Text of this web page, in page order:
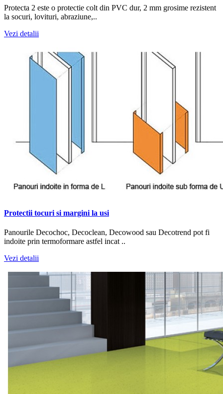
Protecta 2 este o protectie colt din PVC dur, 2 mm grosime rezistent
la socuri, lovituri, abraziune,..
Vezi detalii
Protectii tocuri si margini la usi
Panourile Decochoc, Decoclean, Decowood sau Decotrend pot fi
indoite prin termoformare astfel incat ..
Vezi detalii